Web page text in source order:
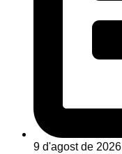
9 d'agost de 2026